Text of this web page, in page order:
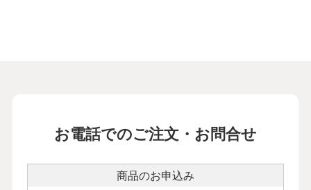
お電話でのご注文・お問合せ
商品のお申込み